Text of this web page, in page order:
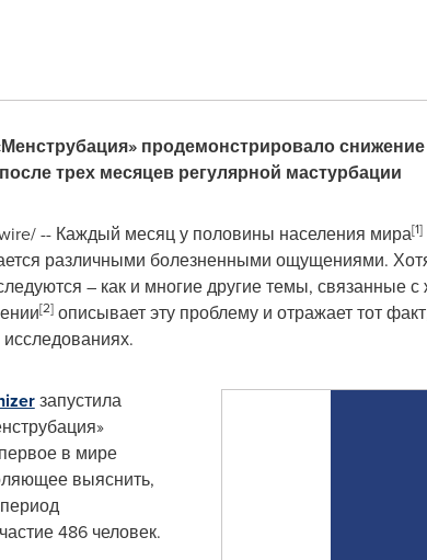
продемонстрировало
трех месяцев регулярной мастурбации
-- Каждый месяц у половины населения мира[1]
различными болезненными ощущениями.
– как и многие другие темы, связанные
[2]описывает эту проблему и отражает тот
запустила
в мире
выяснить,
486 человек.